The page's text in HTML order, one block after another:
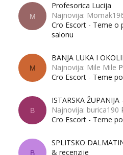
M
Profesorica Lucija
Najnovija:
Cro Escort - Teme o
salonu
M
BANJA LUKA I
Najnovija: Mile Mile
Cro Escort - Teme
B
ISTARSKA
Najnovija: burica190
Cro Escort - Teme
B
SPLITSKO
& recenzije